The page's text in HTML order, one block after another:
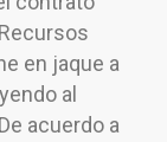
en jaque a
al
acuerdo a